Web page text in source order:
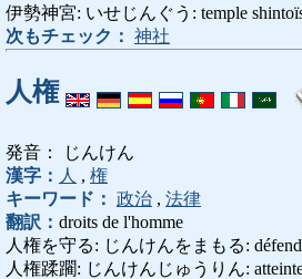
伊勢神宮: いせじんぐう: temple
次もチェック： 神社
人権
発音： じんけん
漢字： 人 , 権
キーワード： 政治 , 法律
翻訳： droits de l'homme
人権を守る: じんけんをまもる:
人権蹂躙: じんけんじゅうりん: